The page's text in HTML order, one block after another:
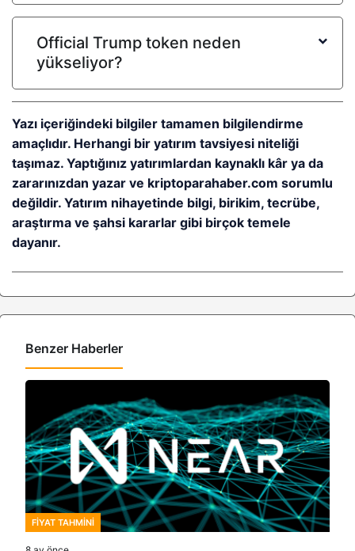
Official Trump token neden
yükseliyor?
Yazı içeriğindeki bilgiler tamamen bilgilendirme
amaçlıdır. Herhangi bir yatırım tavsiyesi niteliği
taşımaz. Yaptığınız yatırımlardan kaynaklı kâr ya da
zararınızdan yazar ve kriptoparahaber.com sorumlu
değildir. Yatırım nihayetinde bilgi, birikim, tecrübe,
araştırma ve şahsi kararlar gibi birçok temele
dayanır.
Benzer Haberler
FIYAT TAHMINI